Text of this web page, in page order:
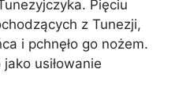
Pięciu
z Tunezji,
i pchnęło go nożem.
usiłowanie